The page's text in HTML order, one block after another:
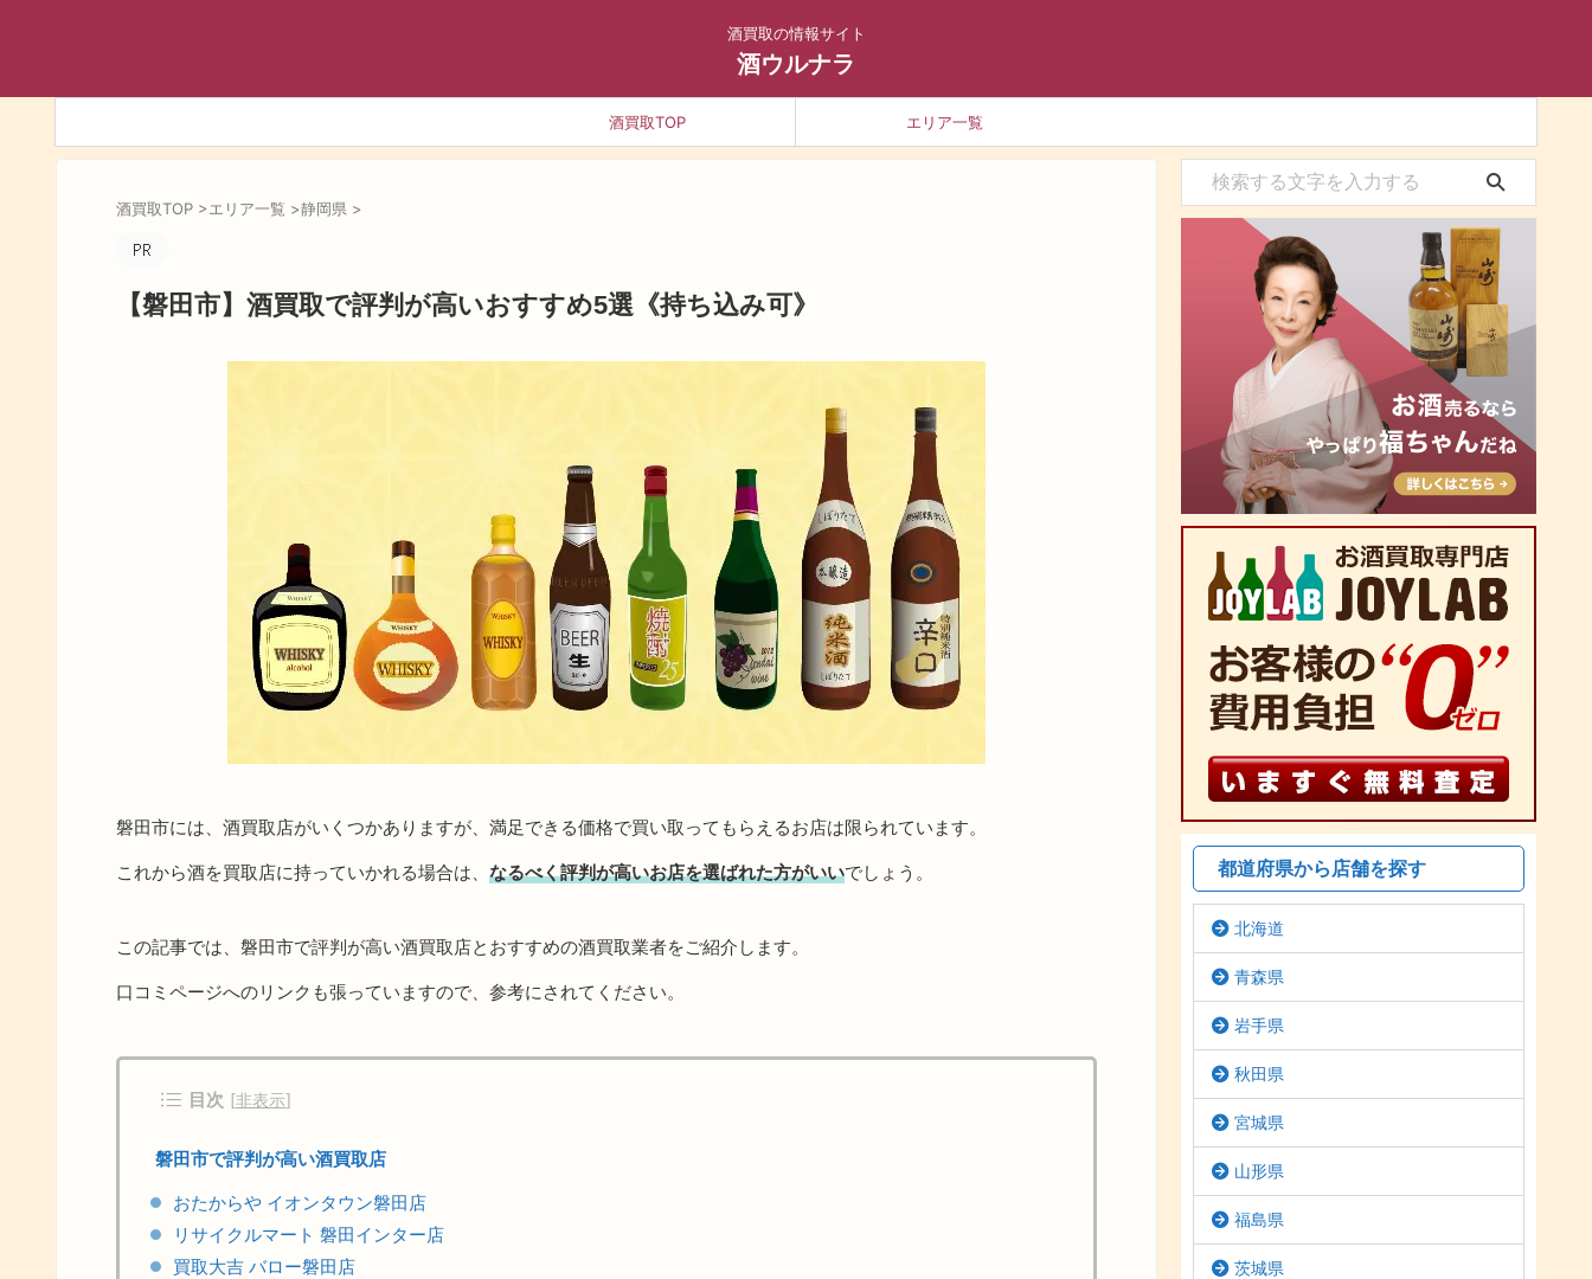
酒買取の情報サイト
酒ウルナラ
酒買取TOP エリア一覧
酒買取TOP >エリア一覧 >静岡県 >
【磐田市】酒買取で評判が高いおすすめ5選《持ち込み可》
磐田市には、酒買取店がいくつかありますが、満足できる価格で買い取ってもらえるお店は限られています。
これから酒を買取店に持っていかれる場合は、 なるべく評判が高いお店を選ばれた方がいいでしょう。
この記事では、磐田市で評判が高い酒買取店とおすすめの酒買取業者をご紹介します。
口コミページへのリンクも張っていますので、参考にされてください。
目次 [非表示]
磐田市で評判が高い酒買取店
おたからや イオンタウン磐田店
リサイクルマート 磐田インター店
買取大吉 バロー磐田店
都道府県から店舗を探す
北海道
青森県
岩手県
秋田県
宮城県
山形県
福島県
茨城県